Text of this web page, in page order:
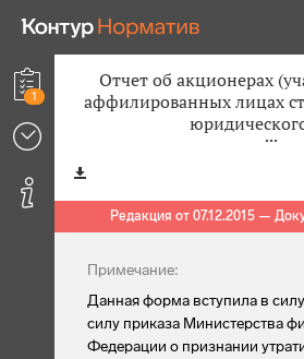
1
Отчет об акционерах
аффилированных лицах
Редакция от 07.12.2015 —
Примечание:
Данная форма вступила в
силу приказа Министерства
Федерации о признании